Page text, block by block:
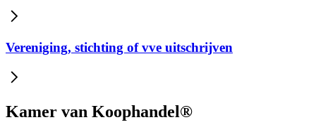
Vereniging, stichting of vve uitschrijven
Kamer van Koophandel®